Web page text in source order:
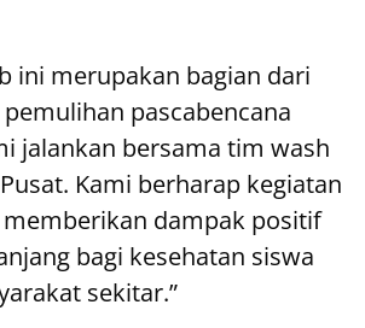
ini merupakan bagian dari
pascabencana
jalankan bersama tim wash
Kami berharap kegiatan
dampak positif
bagi kesehatan siswa
sekitar.”